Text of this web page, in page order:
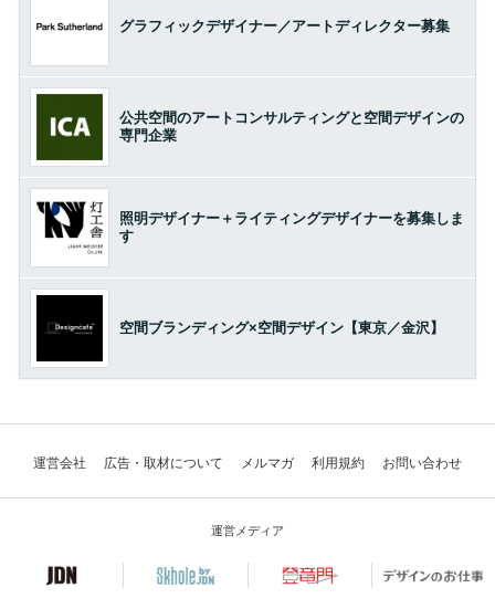
グラフィックデザイナー／アートディレクター募集
公共空間のアートコンサルティングと空間デザインの
専門企業
照明デザイナー＋ライティングデザイナーを募集しま
す
空間ブランディング×空間デザイン【東京／金沢】
運営会社 広告・取材について メルマガ 利用規約 お問い合わせ
運営メディア